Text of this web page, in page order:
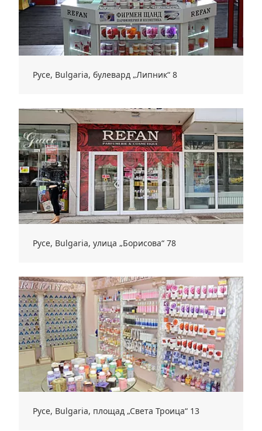
Русе, Bulgaria, булевард „Липник“ 8
Русе, Bulgaria, улица „Борисова“ 78
Русе, Bulgaria, площад „Света Троица“ 13